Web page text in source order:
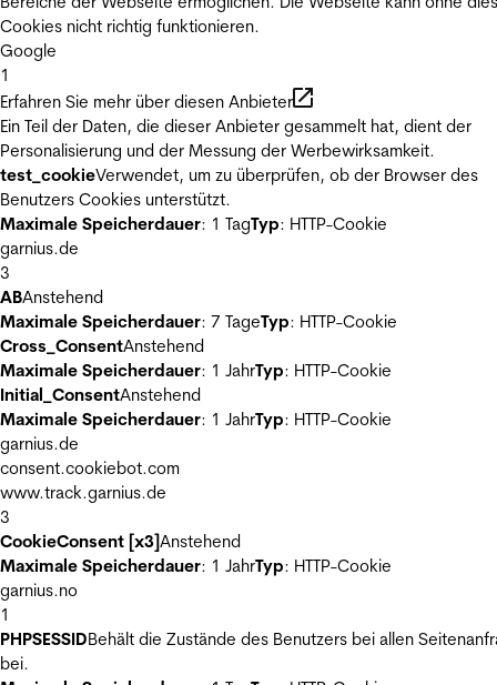
Cookies nicht richtig funktionieren.
Google
1
Erfahren Sie mehr über diesen Anbieter
Ein Teil der Daten, die dieser Anbieter gesammelt hat, dient der
Personalisierung und der Messung der Werbewirksamkeit.
test_cookieVerwendet, um zu überprüfen, ob der Browser des
Benutzers Cookies unterstützt.
Maximale Speicherdauer: 1 TagTyp: HTTP-Cookie
garnius.de
3
ABAnstehend
Maximale Speicherdauer: 7 TageTyp: HTTP-Cookie
Cross_ConsentAnstehend
Maximale Speicherdauer: 1 JahrTyp: HTTP-Cookie
Initial_ConsentAnstehend
Maximale Speicherdauer: 1 JahrTyp: HTTP-Cookie
garnius.de
consent.cookiebot.com
www.track.garnius.de
3
CookieConsent [x3]Anstehend
Maximale Speicherdauer: 1 JahrTyp: HTTP-Cookie
garnius.no
1
PHPSESSIDBehält die Zustände des Benutzers bei allen
bei.